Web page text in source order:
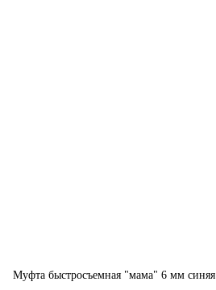
Муфта быстросъемная "мама" 6 мм синяя